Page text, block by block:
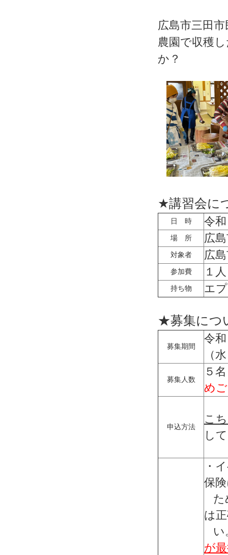
広島市三田
農園で収穫
か？
★講習会に
日 時 令
場 所 広
対象者 広
参加費 １
持ち物 エ
★募集につ
募集期間
令
（
募集人数
５名
め
申込方法
こ
し
・
保
た
は
い
が